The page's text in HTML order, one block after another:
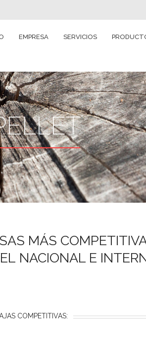
EMPRESA SERVICIOS
MÁS
NACIONAL E
COMPETITIVAS: